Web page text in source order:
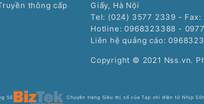
thông cấp
Giấy, Hà Nội
Tel: (024) 3577 2339 -
Hotline: 0968323388 -
Liên hệ quảng cáo:
Copyright © 2021 Nss.vn.
Số Chuyên trang Siêu thị số của Tạp chí điện tử Nhịp